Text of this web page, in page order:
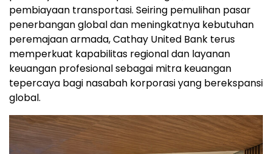
pembiayaan transportasi. Seiring pemulihan pasar
penerbangan global dan meningkatnya kebutuhan
peremajaan armada, Cathay United Bank terus
memperkuat kapabilitas regional dan layanan
keuangan profesional sebagai mitra keuangan
tepercaya bagi nasabah korporasi yang berekspansi
global.